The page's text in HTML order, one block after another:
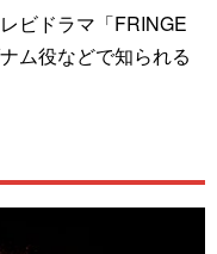
ビドラマ「FRINGE
ム役などで知られる